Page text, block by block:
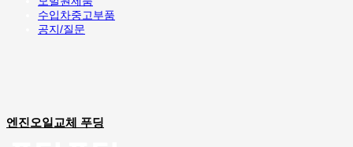
수입차중고부품
공지/질문
엔진오일교체 푸딩